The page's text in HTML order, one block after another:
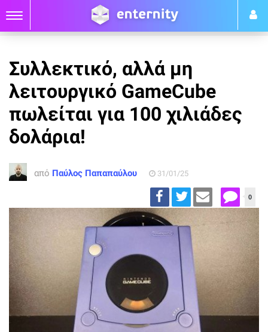
Συλλεκτικό, αλλά μη
λειτουργικό GameCube
πωλείται για 100 χιλιάδες
δολάρια!
από Παύλος Παπαπαύλου 31/01/25
0